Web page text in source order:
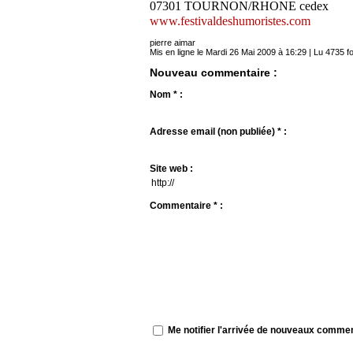
07301 TOURNON/RHONE cedex
www.festivaldeshumoristes.com
pierre aimar
Mis en ligne le Mardi 26 Mai 2009 à 16:29 | Lu 4735
Nouveau commentaire :
Nom * :
Adresse email (non publiée) * :
Site web :
Commentaire * :
Me notifier l'arrivée de nouveaux